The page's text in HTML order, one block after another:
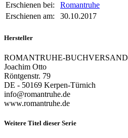
Erschienen bei:
Romantruhe
Erschienen am:
30.10.2017
Hersteller
ROMANTRUHE-BUCHVERSAND
Joachim Otto
Röntgenstr. 79
DE - 50169 Kerpen-Türnich
info@romantruhe.de
www.romantruhe.de
Weitere Titel dieser Serie